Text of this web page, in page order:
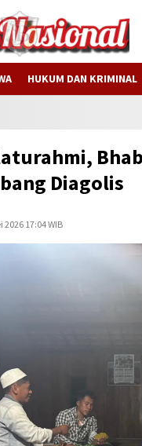
HUKUM DAN KRIMINAL
Diagolis
2026 17:04 WIB